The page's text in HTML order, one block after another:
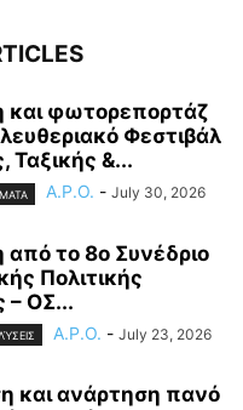
και φωτορεπορτάζ
Φεστιβάλ
Ταξικής &...
A.P.O. - July 30, 2026
το 8ο Συνέδριο
Πολιτικής
– ΟΣ...
A.P.O. - July 23, 2026
και ανάρτηση πανό